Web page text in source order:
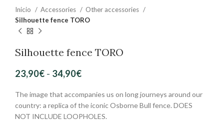
Inicio Accessories
Other accessories
Silhouette fence TORO
Silhouette fence TORO
23,90€ - 34,90€
The image that accompanies us on long journeys around our
country: a replica of the iconic Osborne Bull fence. DOES
NOT INCLUDE LOOPHOLES.